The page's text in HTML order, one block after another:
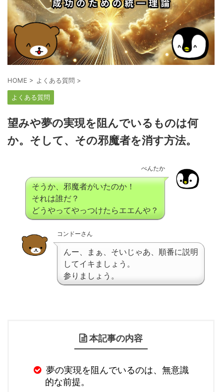
HOME > よくある質問 >
よくある質問
望みや夢の実現を阻んでいるものは何
か。そして、その邪魔者を消す方法。
ぺんたか
そうか、邪魔者がいたのか！
それは誰だ？
どうやってやっつけたらエエんや？
コンドーさん
んー、まぁ、そいじゃあ、順番に説明
してイキましょう。
参りましょう。
本記事の内容
夢の実現を阻んでいるのは、無意識
的な前提。